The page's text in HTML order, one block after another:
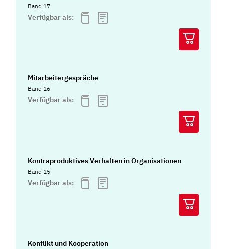
Band 17
Verfügbar als:
Mitarbeitergespräche
Band 16
Verfügbar als:
Kontraproduktives Verhalten in Organisationen
Band 15
Verfügbar als:
Konflikt und Kooperation